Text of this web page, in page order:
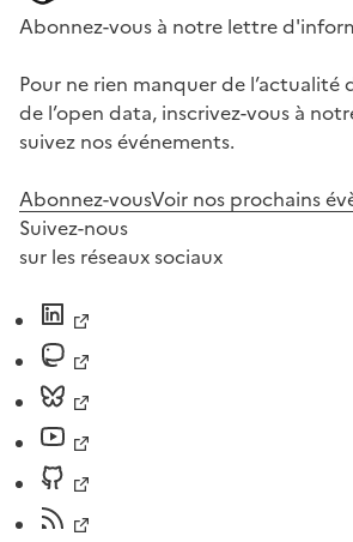
Abonnez-vous à notre lettre
Pour ne rien manquer de l’actualité
de l’open data, inscrivez-vous à
suivez nos événements.
Abonnez-vousVoir nos prochains
Suivez-nous
sur les réseaux sociaux